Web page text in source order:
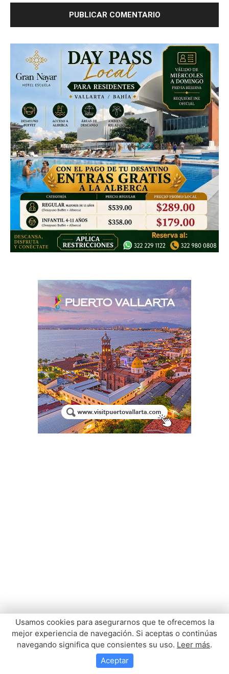
Usamos cookies para asegurarnos que te ofrecemos la
mejor experiencia de navegación. Si aceptas o continúas
navegando significa que consientes su uso. Leer más.
Aceptar